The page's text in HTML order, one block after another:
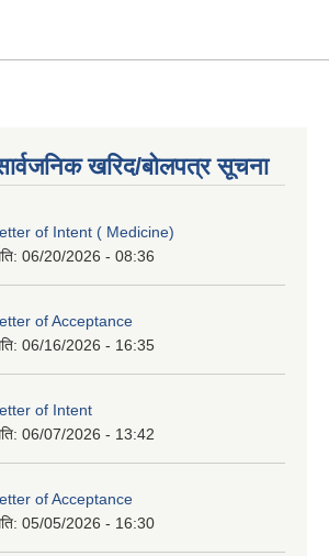
खरिद/बोलपत्र सूचना
of Intent ( Medicine)
06/20/2026 - 08:36
of Acceptance
06/16/2026 - 16:35
of Intent
06/07/2026 - 13:42
of Acceptance
05/05/2026 - 16:30